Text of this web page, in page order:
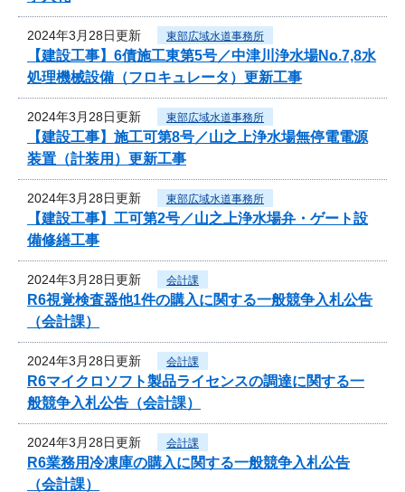
2024年3月28日更新 東部広域水道事務所
【建設工事】6債施工東第5号／中津川浄水場No.7,8水
処理機械設備（フロキュレータ）更新工事
2024年3月28日更新 東部広域水道事務所
【建設工事】施工可第8号／山之上浄水場無停電電源
装置（計装用）更新工事
2024年3月28日更新 東部広域水道事務所
【建設工事】工可第2号／山之上浄水場弁・ゲート設
備修繕工事
2024年3月28日更新 会計課
R6視覚検査器他1件の購入に関する一般競争入札公告
（会計課）
2024年3月28日更新 会計課
R6マイクロソフト製品ライセンスの調達に関する一
般競争入札公告（会計課）
2024年3月28日更新 会計課
R6業務用冷凍庫の購入に関する一般競争入札公告
（会計課）